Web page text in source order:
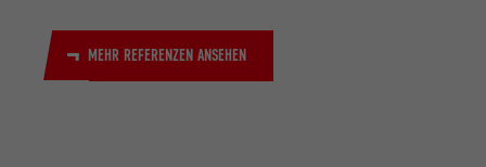
MEHR REFERENZEN ANSEHEN